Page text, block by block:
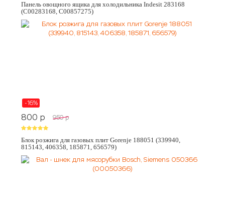
Панель овощного ящика для холодильника Indesit 283168
(C00283168, C00857275)
-16%
800 p 950 p
Блок розжига для газовых плит Gorenje 188051 (339940,
815143, 406358, 185871, 656579)